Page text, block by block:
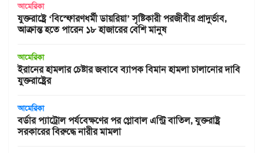
আমেরিকা
যুক্তরাষ্ট্রে ‘বিস্ফোরণধর্মী ডায়রিয়া’ সৃষ্টিকারী পরজীবীর প্রাদুর্ভাব,
আক্রান্ত হতে পারেন ১৮ হাজারের বেশি মানুষ
আমেরিকা
ইরানের হামলার চেষ্টার জবাবে ব্যাপক বিমান হামলা চালানোর দাবি
যুক্তরাষ্ট্রের
আমেরিকা
বর্ডার প্যাট্রোল পর্যবেক্ষণের পর গ্লোবাল এন্ট্রি বাতিল, যুক্তরাষ্ট্র
সরকারের বিরুদ্ধে নারীর মামলা